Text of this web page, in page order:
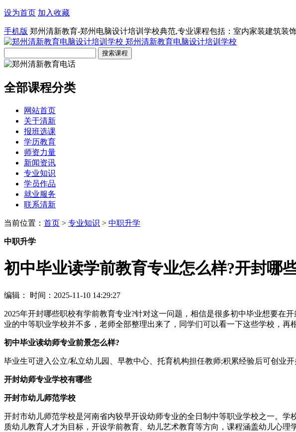
设为首页 加入收藏
手机版 郑州清新教育-郑州电脑设计培训学校典范,专业课程包括：室内家装建筑
郑州清新教育电脑设计培训学校
全部课程分类
网站首页
关于清新
报班选课
学历教育
师资力量
新闻资讯
专业知识
学员作品
就业服务
联系清新
当前位置： 首页 > 专业知识 > 中职升学
中职升学
初中毕业读学前教育专业怎么样?开封哪
编辑： 时间：2025-11-10 14:29:27
2025年开封哪些职校有学前教育专业?针对这一问题，相信是很多初中毕业想要
业的中等职业学校并不多，老师全部整理出来了，同学们可以看一下这些学校，再
初中毕业读幼师专业前景怎么样?
毕业生可进入公立/私立幼儿园、早教中心、托育机构担任教师;积累经验后可创业
开封幼师专业学校有哪些
开封市幼儿师范学校
开封市幼儿师范学校是河南省内较早开设幼师专业的全日制中等职业学校之一。
质幼儿教育人才为目标，开设学前教育、幼儿艺术教育等方向，课程涵盖幼儿心